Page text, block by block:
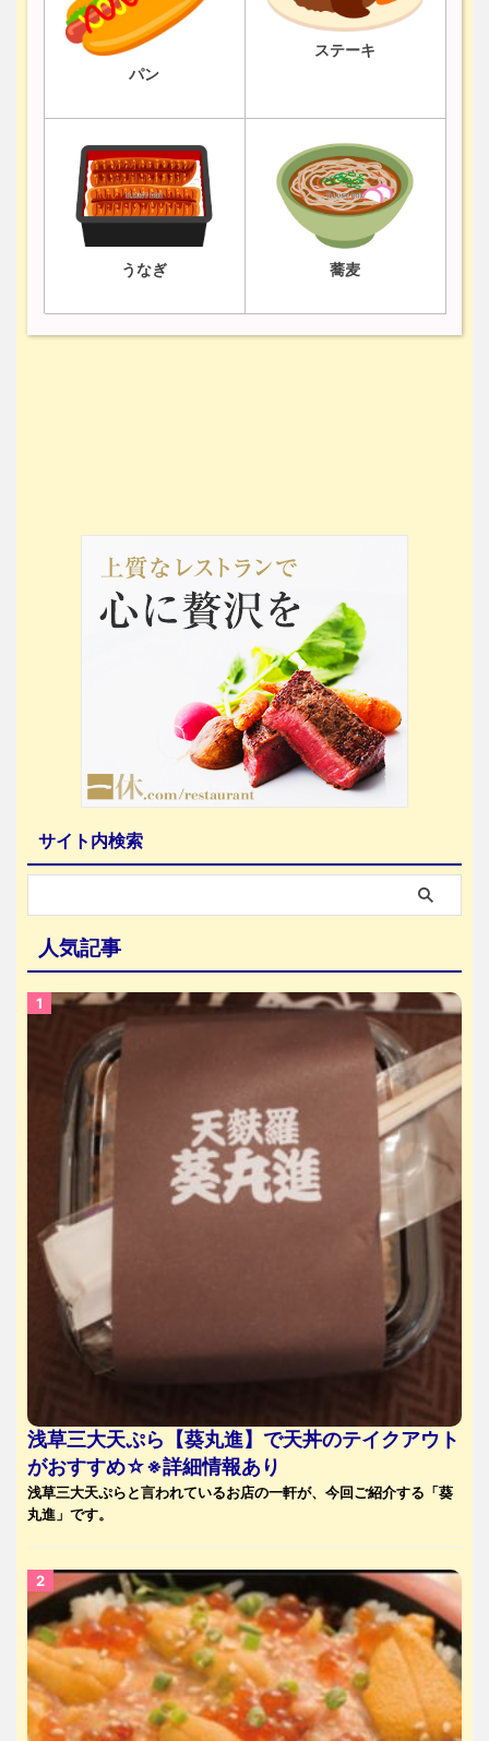
パン
ステーキ
うなぎ 蕎麦
サイト内検索
人気記事
浅草三大天ぷら【葵丸進】で天丼のテイクアウト
がおすすめ☆※詳細情報あり
浅草三大天ぷらと言われているお店の一軒が、今回ご紹介する「葵
丸進」です。